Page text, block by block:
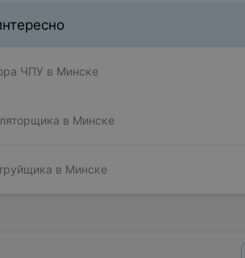
ЧПУ в Минске
в Минске
в Минске